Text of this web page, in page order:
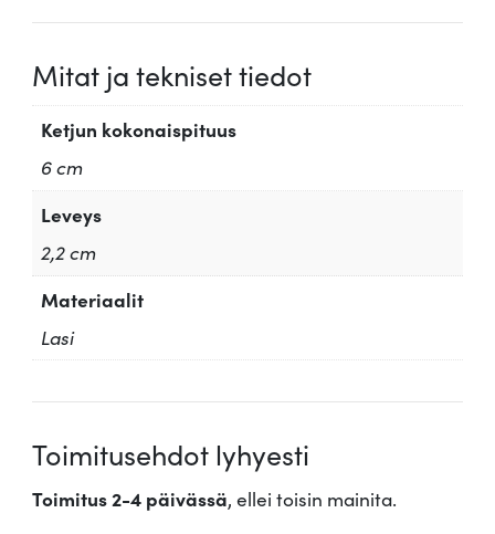
Mitat ja tekniset tiedot
Ketjun kokonaispituus
6 cm
Leveys
2,2 cm
Materiaalit
Lasi
Toimitusehdot lyhyesti
Toimitus 2-4 päivässä, ellei toisin mainita.